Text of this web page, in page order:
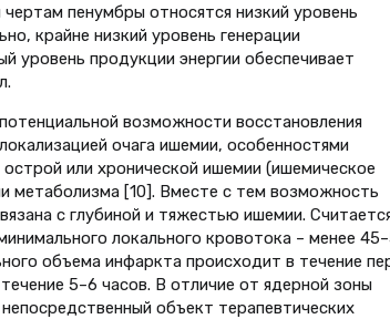
пенумбры относятся низкий уровень
крайне низкий уровень генерации
уровень продукции энергии обеспечивает
возможности восстановления
очага ишемии, особенностями
или хронической ишемии (ишемическое
метаболизма [10]. Вместе с тем возможность
с глубиной и тяжестью ишемии.
локального кровотока – менее
объема инфаркта происходит в течение
5–6 часов. В отличие от ядерной зоны
объект терапевтических